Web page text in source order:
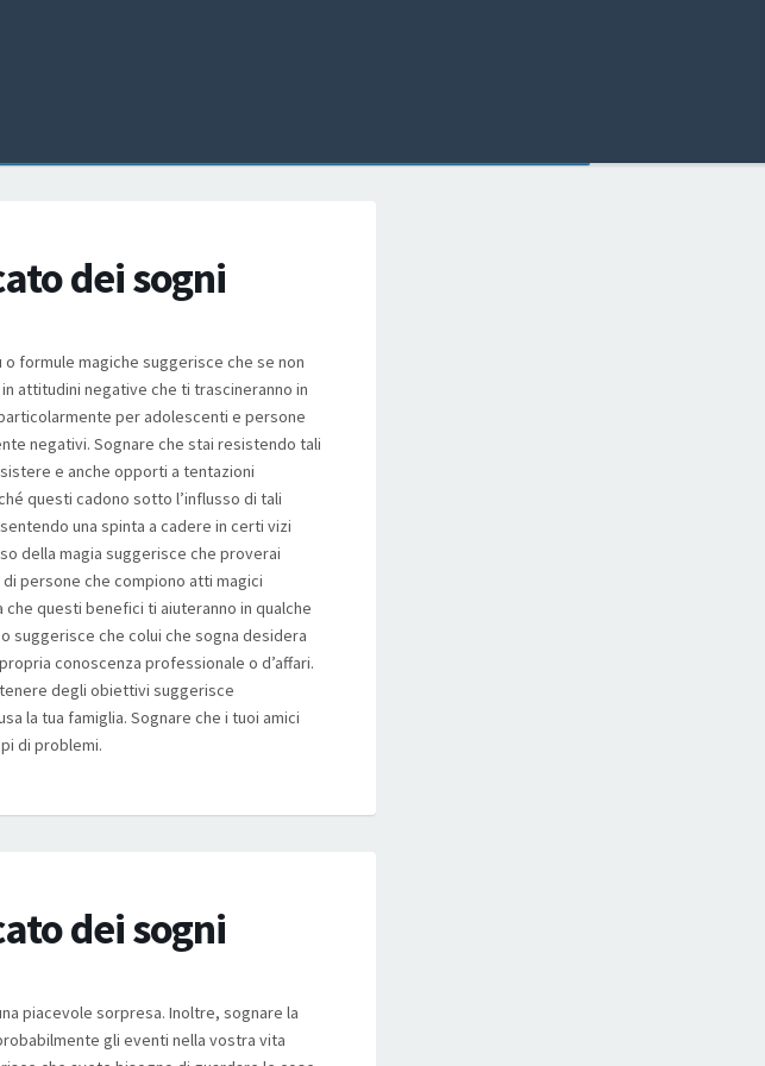
dei sogni
formule magiche suggerisce che se non
attitudini negative che ti trascineranno in
per adolescenti e persone
negativi. Sognare che stai resistendo tali
e anche opporti a tentazioni
questi cadono sotto l’influsso di tali
una spinta a cadere in certi vizi
della magia suggerisce che proverai
persone che compiono atti magici
questi benefici ti aiuteranno in qualche
suggerisce che colui che sogna desidera
conoscenza professionale o d’affari.
degli obiettivi suggerisce
la tua famiglia. Sognare che i tuoi amici
di problemi.
dei sogni
piacevole sorpresa. Inoltre, sognare la
gli eventi nella vostra vita